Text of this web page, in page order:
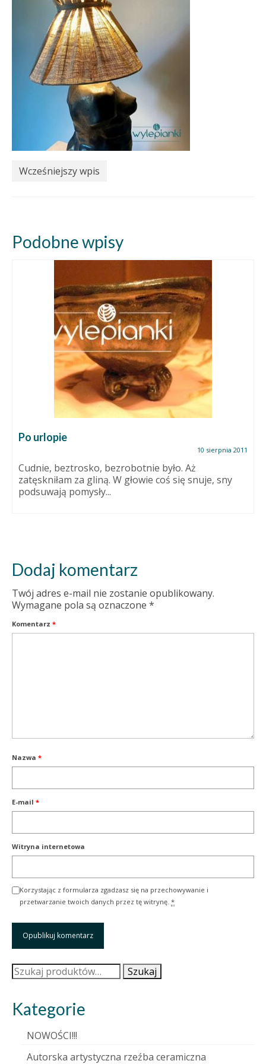
Wcześniejszy wpis
Podobne wpisy
Po urlopie
10 sierpnia 2011
Cudnie, beztrosko, bezrobotnie było. Aż
zatęskniłam za gliną. W głowie coś się snuje, sny
podsuwają pomysły...
Dodaj komentarz
Twój adres e-mail nie zostanie opublikowany.
Wymagane pola są oznaczone *
Komentarz *
Nazwa *
E-mail *
Witryna internetowa
Korzystając z formularza zgadzasz się na przechowywanie i
przetwarzanie twoich danych przez tę witrynę. *
Szukaj: Szukaj
Kategorie
NOWOŚCI!!!
Autorska artystyczna rzeźba ceramiczna